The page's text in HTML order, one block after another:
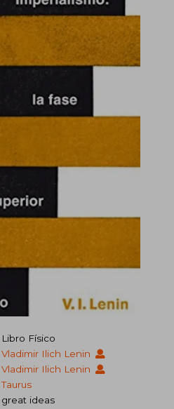
Libro Físico
Vladimir Ilich Lenin
Vladimir Ilich Lenin
Taurus
great ideas